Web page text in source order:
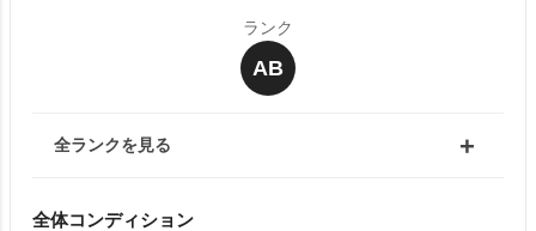
ランク
AB
全ランクを見る
全体コンディション